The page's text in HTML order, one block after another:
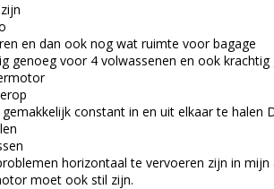
en dan ook nog wat ruimte voor bagage
genoeg voor 4 volwassenen en ook
constant in en uit elkaar te
horizontaal te vervoeren zijn in mijn
moet ook stil zijn.